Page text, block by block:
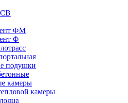
СВ
ФМ
Ф
подушки
камеры
камеры